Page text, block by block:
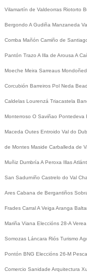
Vilamartín de Valdeorras Riotorto
Bergondo A Gudiña Manzaneda
Comba Mañón Camiño de
Pantón Trazo A Illa de Arousa A
Moeche Meira Sarreaus
Corcubión Barreiros Pol Neda
Caldelas Lourenzá Triacastela
Monterroso O Saviñao Pontedeva
Maceda Outes Entroido Val do
de Montes Maside Carballeda de
Muñiz Dumbría A Peroxa Illas
San Sadurniño Castrelo do Val
Ares Cabana de Bergantiños
Frades CarralA Veiga Aranga
Mariña Viana Eleccións 28-A Verea
Somozas Láncara Riós Turismo
Pontón BNG Eleccións 26-M Pesca
Comercio Sanidade Arquitectura